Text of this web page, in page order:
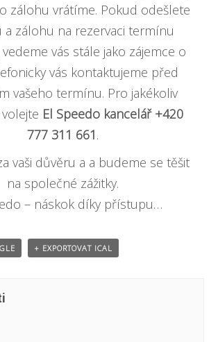
zálohu vrátíme. Pokud odešlete
a zálohu na rezervaci termínu
vás stále jako zájemce o
vás kontaktujeme před
vašeho termínu. Pro jakékoliv
El Speedo kancelář +420
777 311 661.
vaši důvěru a a budeme se těšit
na společné zážitky.
– náskok díky přístupu…
+ EXPORTOVAT ICAL